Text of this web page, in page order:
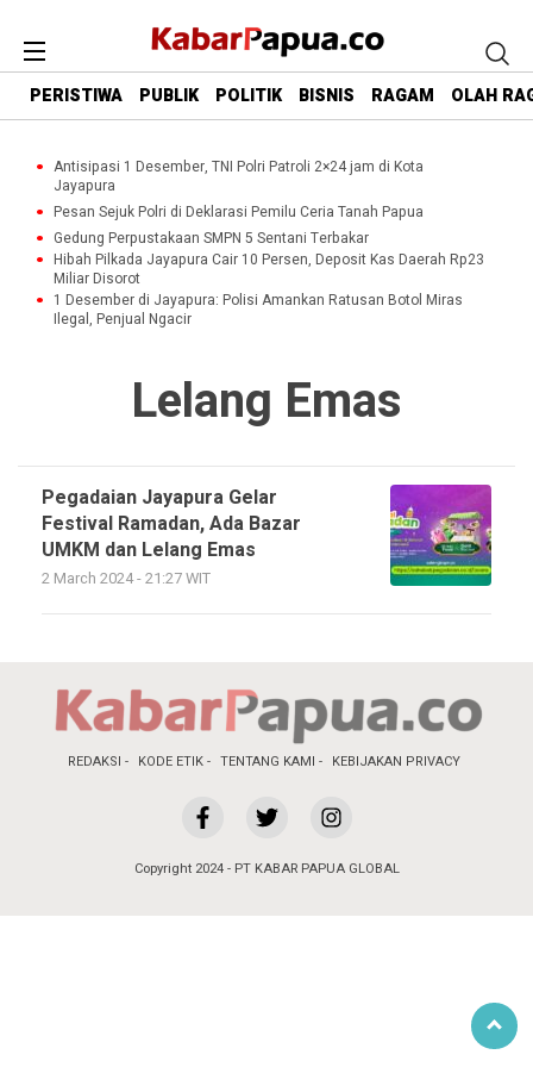
PERISTIWA PUBLIK POLITIK BISNIS RAGAM OLAH
Antisipasi 1 Desember, TNI Polri Patroli 2×24 jam di Kota
Jayapura
Pesan Sejuk Polri di Deklarasi Pemilu Ceria Tanah Papua
Gedung Perpustakaan SMPN 5 Sentani Terbakar
Hibah Pilkada Jayapura Cair 10 Persen, Deposit Kas Daerah Rp23
Miliar Disorot
1 Desember di Jayapura: Polisi Amankan Ratusan Botol Miras
Ilegal, Penjual Ngacir
Lelang Emas
Pegadaian Jayapura Gelar
Festival Ramadan, Ada Bazar
UMKM dan Lelang Emas
2 March 2024 - 21:27 WIT
REDAKSI KODE ETIK TENTANG KAMI KEBIJAKAN PRIVACY
Copyright 2024 - PT KABAR PAPUA GLOBAL